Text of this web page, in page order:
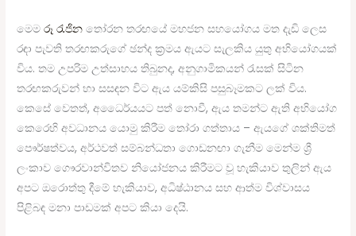
මෙමරූ රැජින තෝරන තරඟයේ මහජන සහයෝගය මත දැඩි ලෙස
රඳා පැවති තරඟකරුගේ ඡන්ද ක්‍රමය ඇයට සැලකිය යුතු අභියෝගයක්
විය. තම උපරිම උත්සාහය තිබුනද, අනුගාමිකයන් රැසක් සිටින
තරඟකරුවන් හා සසඳන විට ඇය යම්කිසි පසුබෑමකට ලක් විය.
කෙසේ වෙතත්, අධෛර්යයට පත් නොවී, ඇය තමන්ට ඇති අභියෝග
කෙරෙහි අවධානය යොමු කිරීම තෝරා ගත්තාය – ඇයගේ ශක්තිමත්
පෞර්ෂත්වය, අර්ථවත් සම්බන්ධතා ගොඩනඟා ගැනීම මෙන්ම ශ්‍රී
ලංකාව ගෞරවාන්විතව නියෝජනය කිරීමට වූ හැකියාව තුලින් ඇය
අපට ඔරොත්තු දීමේ හැකියාව, අධිෂ්ඨානය සහ ආත්ම විශ්වාසය
පිළිබඳ මනා පාඩමක් අපට කියා දෙයි.